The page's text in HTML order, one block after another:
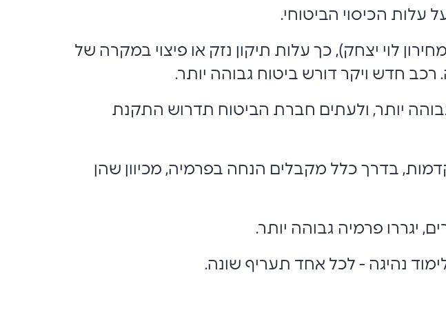
עלות הכיסוי הביטוחי.
לוי יצחק), כך עלות תיקון נזק או פיצוי במקרה של
רכב חדש ויקר דורש ביטוח גבוהה יותר.
יותר, ולעתים חברת הביטוח תדרוש התקנת
בדרך כלל מקבלים הנחה בפרמיה, מכיוון שהן
יגררו פרמיה גבוהה יותר.
נהיגה - לכל אחד תעריף שונה.